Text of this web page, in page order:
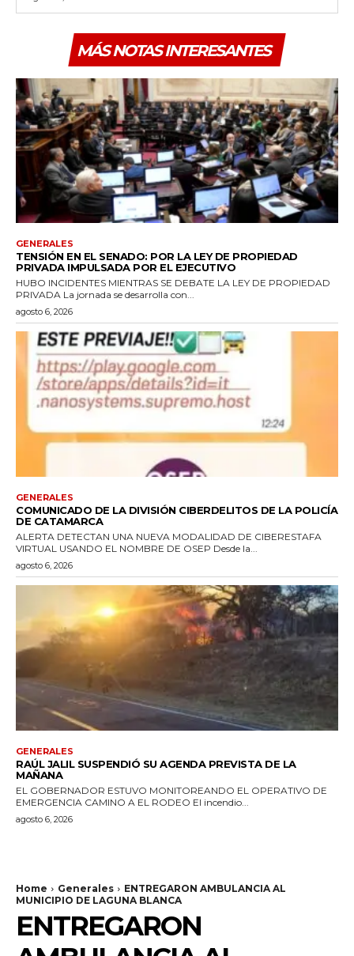
MÁS NOTAS INTERESANTES
GENERALES
TENSIÓN EN EL SENADO: POR LA LEY DE PROPIEDAD
PRIVADA IMPULSADA POR EL EJECUTIVO
HUBO INCIDENTES MIENTRAS SE DEBATE LA LEY DE PROPIEDAD
PRIVADA La jornada se desarrolla con...
agosto 6, 2026
GENERALES
COMUNICADO DE LA DIVISIÓN CIBERDELITOS DE LA POLICÍA
DE CATAMARCA
ALERTA DETECTAN UNA NUEVA MODALIDAD DE CIBERESTAFA
VIRTUAL USANDO EL NOMBRE DE OSEP Desde la...
agosto 6, 2026
GENERALES
RAÚL JALIL SUSPENDIÓ SU AGENDA PREVISTA DE LA
MAÑANA
EL GOBERNADOR ESTUVO MONITOREANDO EL OPERATIVO DE
EMERGENCIA CAMINO A EL RODEO El incendio...
agosto 6, 2026